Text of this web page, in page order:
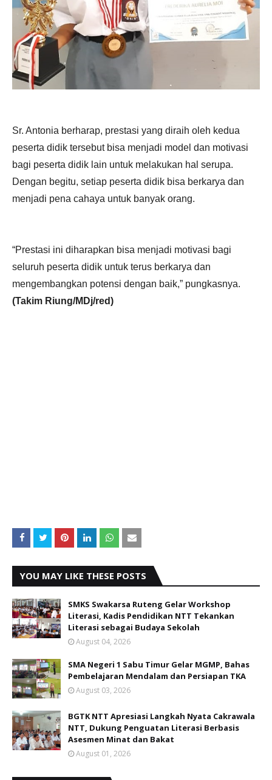
Sr. Antonia berharap, prestasi yang diraih oleh kedua
peserta didik tersebut bisa menjadi model dan motivasi
bagi peserta didik lain untuk melakukan hal serupa.
Dengan begitu, setiap peserta didik bisa berkarya dan
menjadi pena cahaya untuk banyak orang.
“Prestasi ini diharapkan bisa menjadi motivasi bagi
seluruh peserta didik untuk terus berkarya dan
mengembangkan potensi dengan baik,” pungkasnya.
(Takim Riung/MDj/red)
YOU MAY LIKE THESE POSTS
SMKS Swakarsa Ruteng Gelar Workshop
Literasi, Kadis Pendidikan NTT Tekankan
Literasi sebagai Budaya Sekolah
August 04, 2026
SMA Negeri 1 Sabu Timur Gelar MGMP, Bahas
Pembelajaran Mendalam dan Persiapan TKA
August 03, 2026
BGTK NTT Apresiasi Langkah Nyata Cakrawala
NTT, Dukung Penguatan Literasi Berbasis
Asesmen Minat dan Bakat
August 01, 2026